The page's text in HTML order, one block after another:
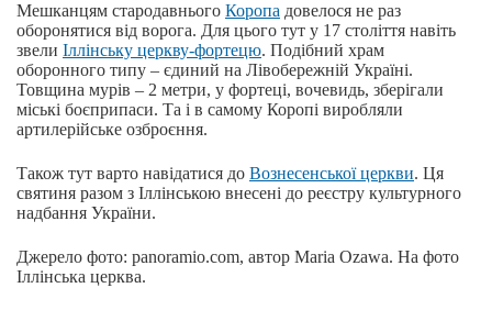
Мешканцям стародавнього Коропа довелося не раз
оборонятися від ворога. Для цього тут у 17 століття навіть
звели Іллінську церкву-фортецю. Подібний храм
оборонного типу – єдиний на Лівобережній Україні.
Товщина мурів – 2 метри, у фортеці, вочевидь, зберігали
міські боєприпаси. Та і в самому Коропі виробляли
артилерійське озброєння.
Також тут варто навідатися до Вознесенської церкви. Ця
святиня разом з Іллінською внесені до реєстру культурного
надбання України.
Джерело фото: panoramio.com, автор Maria Ozawa. На фото
Іллінська церква.